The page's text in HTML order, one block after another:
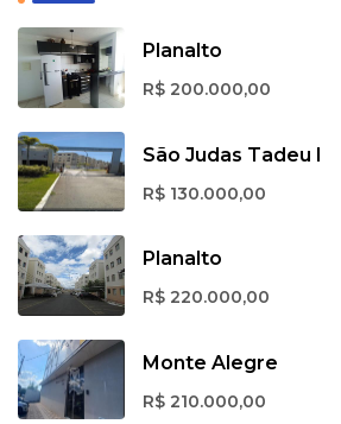
Planalto
R$ 200.000,00
São Judas Tadeu I
R$ 130.000,00
Planalto
R$ 220.000,00
Monte Alegre
R$ 210.000,00